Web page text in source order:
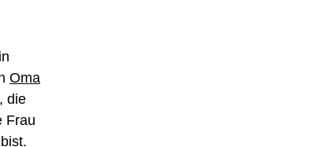
Oma
die
Frau